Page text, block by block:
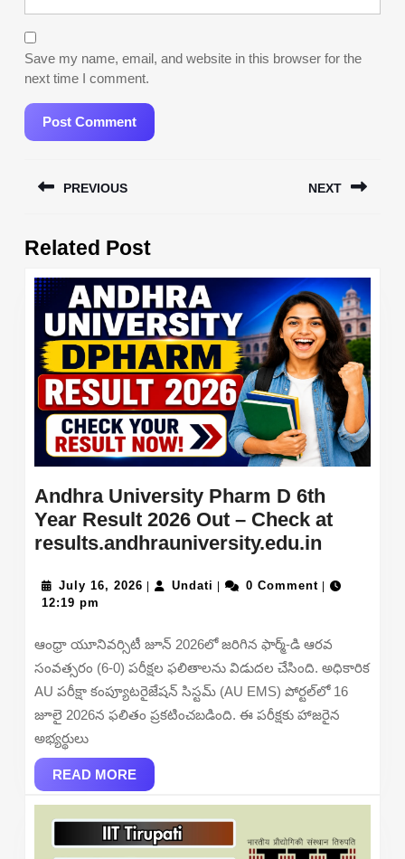
Save my name, email, and website in this browser for the
next time I comment.
navigation
PREVIOUS
post:
NEXT
Related Post
Andhra University Pharm D 6th
Year Result 2026 Out – Check at
results.andhrauniversity.edu.in
Pharm
6th
Year
Result
2026
Out
at
July 16, 2026 July
Undati Undati0 Comment
12:19 pm
ఆంధ్రా యూనివర్సిటీ జూన్ 2026లో జరిగిన ఫార్మ్-డి ఆరవ
సంవత్సరం (6-0) పరీక్షల ఫలితాలను విడుదల చేసింది. అధికారిక
AU పరీక్షా కంప్యూటరైజేషన్ సిస్టమ్ (AU EMS) పోర్టల్‌లో 16
జూలై 2026న ఫలితం ప్రకటించబడింది. ఈ పరీక్షకు హాజరైన
అభ్యర్థులు
READ MOREREAD
MORE